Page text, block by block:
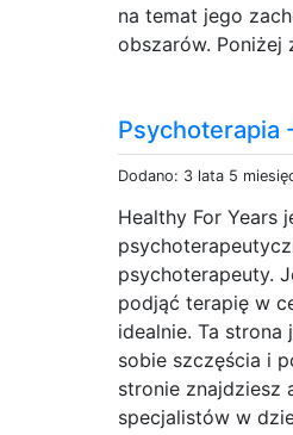
na temat jego
obszarów. Poniżej
Psychoterapia
Dodano: 3 lata 5
Healthy For Years
psychoterapeuty.
podjąć terapię w
idealnie. Ta
sobie szczęścia i
stronie znajdziesz
specjalistów w